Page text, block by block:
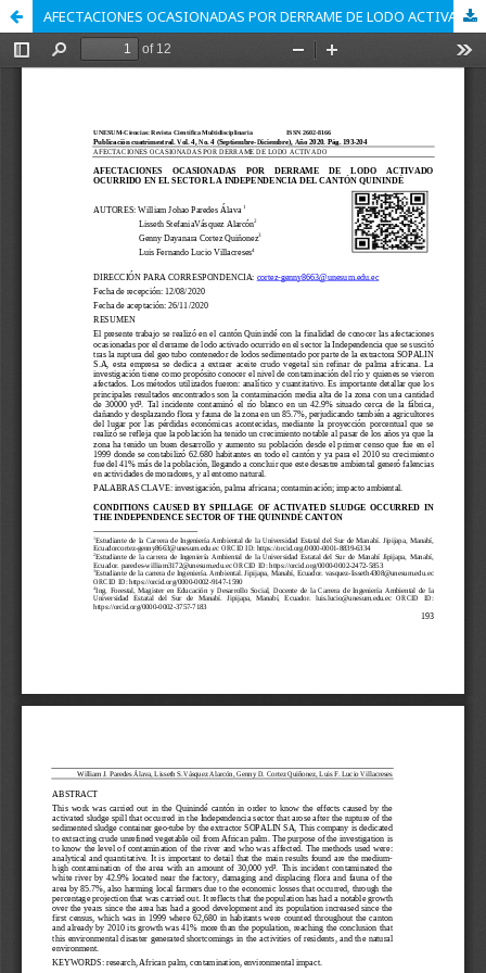
AFECTACIONES OCASIONADAS POR DERRAME DE LODO ACTIVADO OCURRIDO EN EL SECTOR LA INDEPENDENCIA DEL CANTÓN QUININDÉ